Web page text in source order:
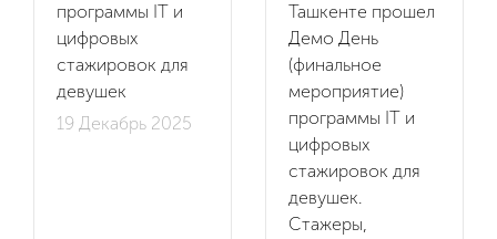
Партнеры
Контакты
программы IT и
цифровых
стажировок для
девушек
19 Декабрь 2025
Ташкенте прошел
Демо День
(финальное
мероприятие)
программы IT и
цифровых
стажировок для
девушек.
Стажеры,